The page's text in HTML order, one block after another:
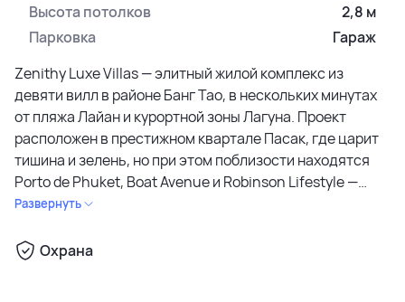
Высота потолков
2,8 м
Парковка
Гараж
Zenithy Luxe Villas — элитный жилой комплекс из
девяти вилл в районе Банг Тао, в нескольких минутах
от пляжа Лайан и курортной зоны Лагуна. Проект
расположен в престижном квартале Пасак, где царит
тишина и зелень, но при этом поблизости находятся
Porto de Phuket, Boat Avenue и Robinson Lifestyle —
центры притяжения для жителей северо-запада
около 15 минут, до аэропорта — 20.
Развернуть
Охрана